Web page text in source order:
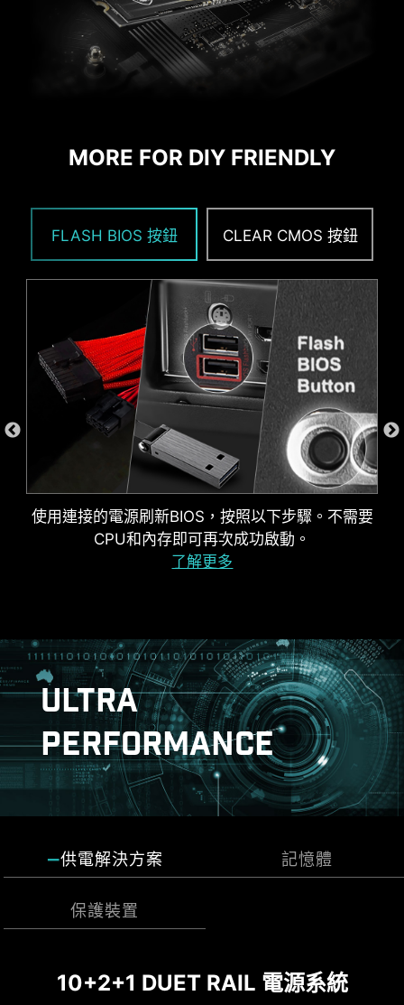
MORE FOR DIY FRIENDLY
FLASH BIOS 按鈕 CLEAR CMOS 按鈕
使用連接的電源刷新BIOS，按照以下步驟。不需要
CPU和內存即可再次成功啟動。
了解更多
EZ MOUNTING
MSI主機板電路區域清楚標示機殼螺絲鎖點須避開的
防刮保護
EZ CONN 設計 (JAF_1)
MSI 獨家 JAF_1 接頭可讓 MPG EZ120 ARGB 風扇
只要一條線材即可。此外，JAF_1 接頭也可通過專用
的 1對2 EZ Conn線材轉換成額外的ARGB Gen 1 和
風扇接頭，讓整個裝機過程更加簡單。
ADDITIONAL ARGB
HEADER
主機板上 LED 除錯指示燈，可快速顯示問
題根源，以便您準確判斷並重新啟動運
EZ 記憶體檢測指示燈
此 LED 燈會在偵測到記憶體插槽故障時亮
起，省去排除故障時的猜測過程。
接頭顏色識別
為了更好地區分不同用途的針腳接頭，將幫浦系
統接頭和ARGB 接頭標記為白色，PCIe 8-pin 接
的處理器性能，調整至最佳水平。
AI BOOST
智能演算法能提升 NPU 效能，在額
EXPO / A-XMP
可從預設的 EXPO 和 A-XMP 資料
夾中直接選擇設定參數，讓記憶體輕
鬆自動超頻，獲得最好的相容性。
多款功能為您的運算體驗注入人工智能，實現更智
慧的即時優化。 MSI Center 介面簡潔清楚，讓您輕
鬆訂義並管理電腦設定。例如: AI 引擎能根據您使用
的應用程式自動調整設定，確保流暢的效能表現。
ULTRA
PERFORMANCE
供電解決方案 記憶體
保護裝置
10+2+1 DUET RAIL 電源系統
DDR5 記憶體承載高效能
瞬態電壓抑制器(TVS) )